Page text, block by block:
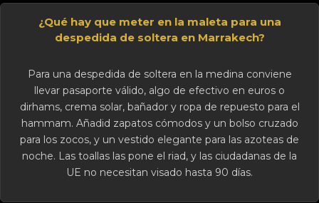
¿Qué hay que meter en la maleta para una
despedida de soltera en Marrakech?
Para una despedida de soltera en la medina conviene
llevar pasaporte válido, algo de efectivo en euros o
dirhams, crema solar, bañador y ropa de repuesto para el
hammam. Añadid zapatos cómodos y un bolso cruzado
para los zocos, y un vestido elegante para las azoteas de
noche. Las toallas las pone el riad, y las ciudadanas de la
UE no necesitan visado hasta 90 días.